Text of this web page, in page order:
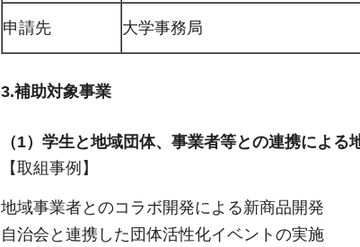
申請先 大学事務局
3.補助対象事業
（1）学生と地域団体、事業者等との連携による
【取組事例】
地域事業者とのコラボ開発による新商品開発
自治会と連携した団体活性化イベントの実施